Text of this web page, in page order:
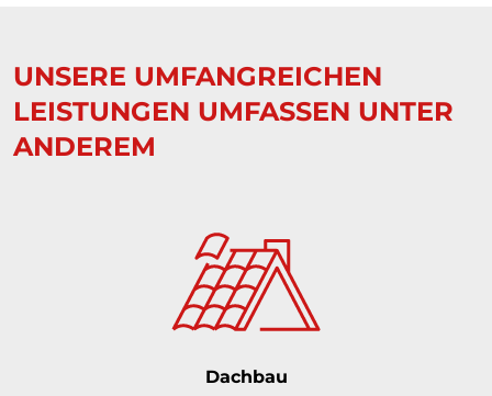
UNSERE UMFANGREICHEN
LEISTUNGEN UMFASSEN UNTER
ANDEREM
Dachbau